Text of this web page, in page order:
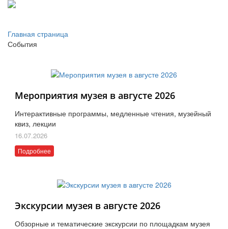
Главная страница
События
Мероприятия музея в августе 2026
Интерактивные программы, медленные чтения, музейный
квиз, лекции
16.07.2026
Подробнее
Экскурсии музея в августе 2026
Обзорные и тематические экскурсии по площадкам музея